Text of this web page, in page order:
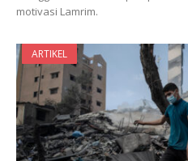
motivasi Lamrim.
ARTIKEL